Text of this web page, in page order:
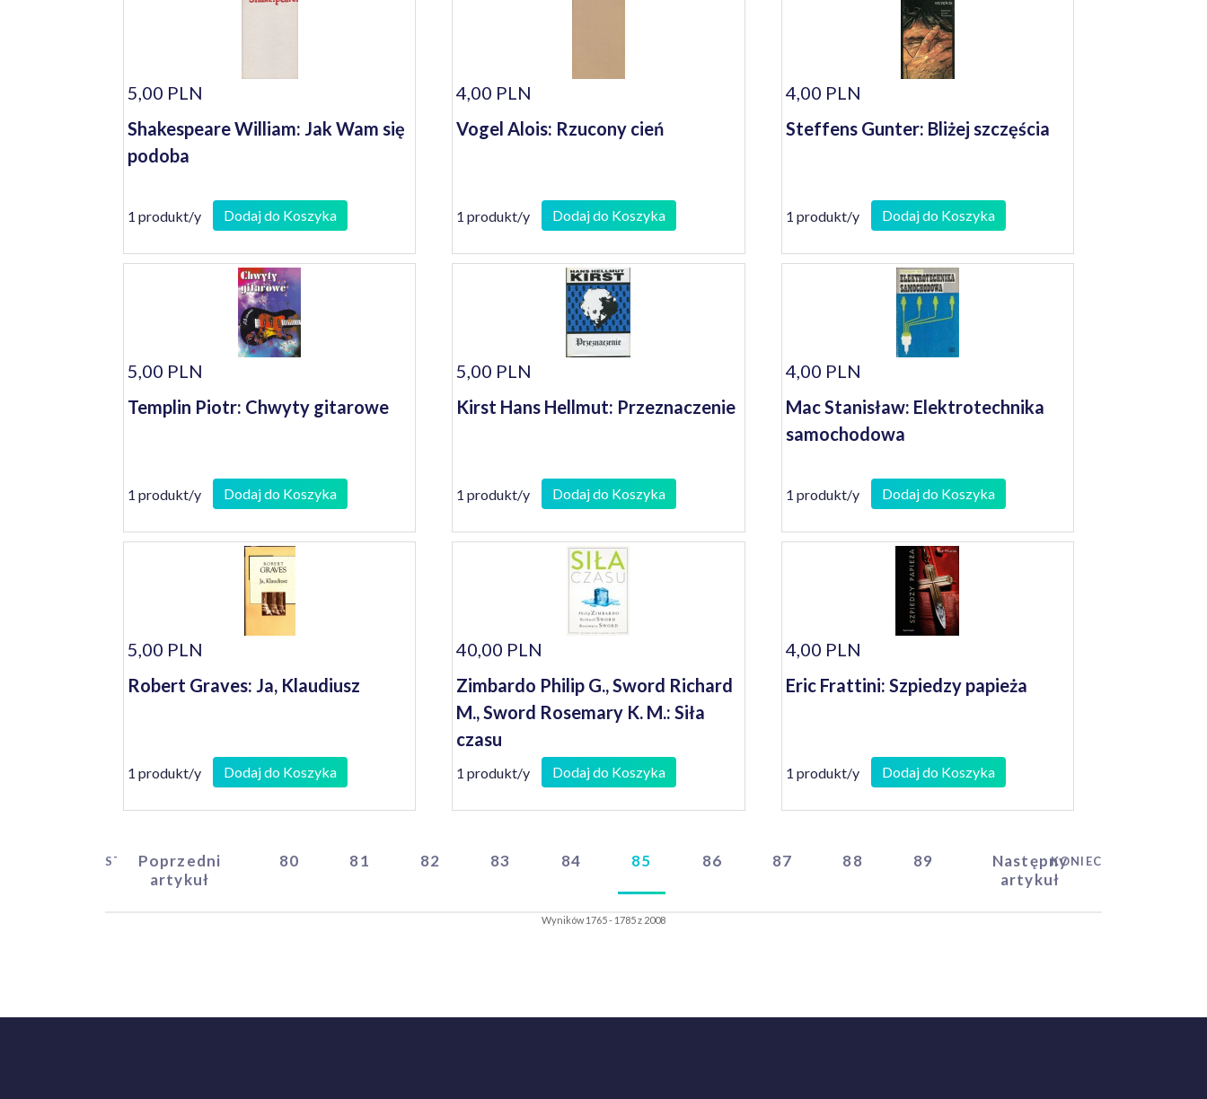
5,00 PLN
Shakespeare William: Jak Wam się
podoba
1 produkt/y Dodaj do Koszyka
4,00 PLN
Vogel Alois: Rzucony cień
1 produkt/y Dodaj do Koszyka
4,00 PLN
Steffens Gunter: Bliżej szczęścia
1 produkt/y Dodaj do Koszyka
5,00 PLN
Templin Piotr: Chwyty gitarowe
1 produkt/y Dodaj do Koszyka
5,00 PLN
Kirst Hans Hellmut: Przeznaczenie
1 produkt/y Dodaj do Koszyka
4,00 PLN
Mac Stanisław: Elektrotechnika
samochodowa
1 produkt/y Dodaj do Koszyka
5,00 PLN
Robert Graves: Ja, Klaudiusz
1 produkt/y Dodaj do Koszyka
40,00 PLN
Zimbardo Philip G., Sword Richard
M., Sword Rosemary K. M.: Siła
czasu
1 produkt/y Dodaj do Koszyka
4,00 PLN
Eric Frattini: Szpiedzy papieża
1 produkt/y Dodaj do Koszyka
STARTPoprzedni
artykuł
80 81 82 83 84 85 86 87 88 89
Następny
artykuł
KONIEC
Wyników 1765 - 1785 z 2008